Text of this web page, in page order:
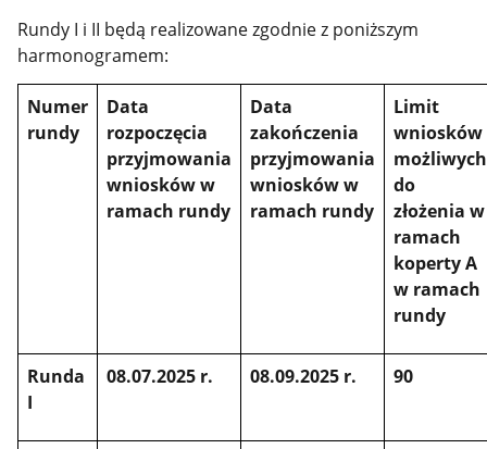
Rundy I i II będą realizowane zgodnie z poniższym
harmonogramem:
Numer
rundy
Data
rozpoczęcia
przyjmowania
wniosków w
ramach rundy
Data
zakończenia
przyjmowania
wniosków w
ramach rundy
Limit
wniosków
możliwych
do
złożenia w
ramach
koperty A
w ramach
rundy
Runda
I
08.07.2025 r. 08.09.2025 r. 90